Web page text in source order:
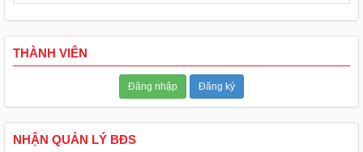
THÀNH VIÊN
Đăng nhập Đăng ký
NHẬN QUẢN LÝ BĐS